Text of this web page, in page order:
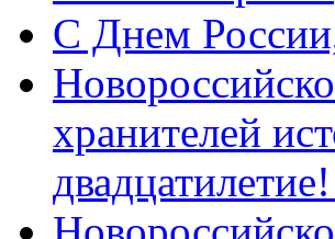
C Днем
хранителей